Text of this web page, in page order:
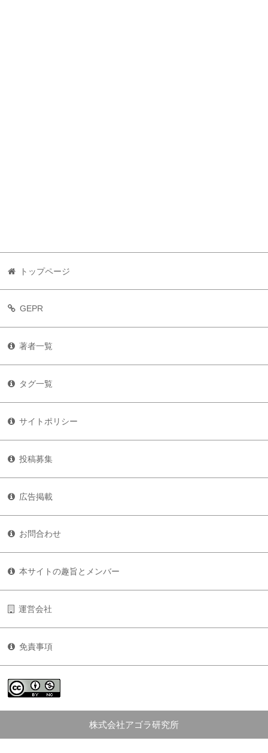
トップページ
GEPR
著者一覧
タグ一覧
サイトポリシー
投稿募集
広告掲載
お問合わせ
本サイトの趣旨とメンバー
運営会社
免責事項
株式会社アゴラ研究所